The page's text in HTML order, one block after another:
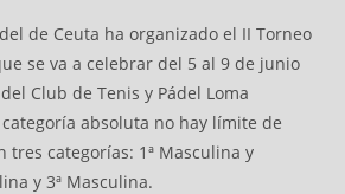
de Ceuta ha organizado el II Torneo
se va a celebrar del 5 al 9 de junio
Club de Tenis y Pádel Loma
absoluta no hay límite de
tres categorías: 1ª Masculina y
y 3ª Masculina.